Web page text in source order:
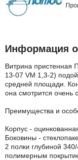
Информация о
Витрина пристенная
13-07 VM 1,3-2)
средней площади.
она смотрится очень
Преимущества и
Корпус -
Боковины -
2 полки глубиной
полимерным